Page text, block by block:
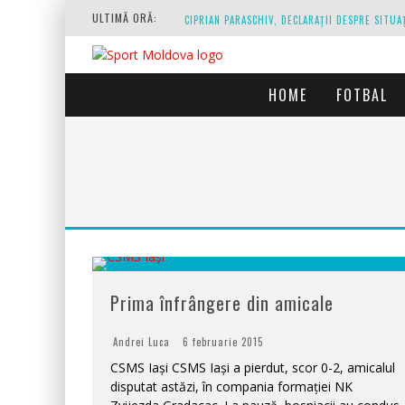
ULTIMĂ ORĂ:
HOME FOTBAL
Prima înfrângere din amicale
Andrei Luca 6 februarie 2015
CSMS Iași CSMS Iași a pierdut, scor 0-2, amicalul
disputat astăzi, în compania formației NK